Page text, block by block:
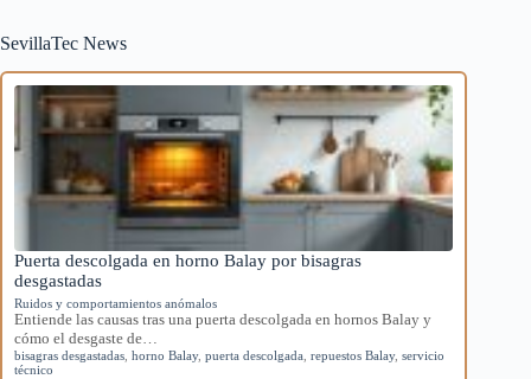
SevillaTec News
Puerta descolgada en horno Balay por bisagras
desgastadas
Ruidos y comportamientos anómalos
Entiende las causas tras una puerta descolgada en hornos Balay y
cómo el desgaste de…
bisagras desgastadas horno Balay, puerta descolgada repuestos Balay, servicio
técnico